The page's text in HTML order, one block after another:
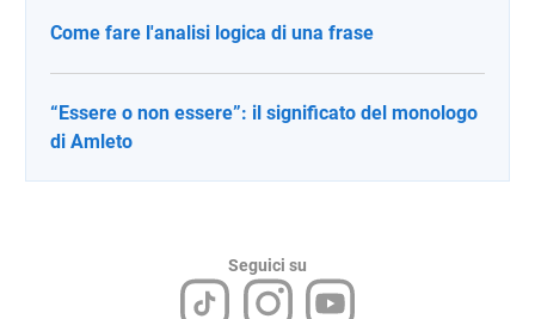
Come fare l'analisi logica di una frase
“Essere o non essere”: il significato del monologo
di Amleto
Seguici su